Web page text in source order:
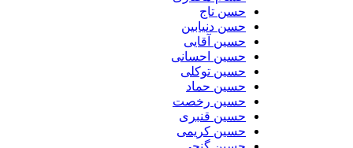
حسن تاج
حسن دنیابین
حسین آقایی
حسین احسانی
حسین توکلی
حسین حماد
حسین رخصت
حسین قنبری
حسین کریمی